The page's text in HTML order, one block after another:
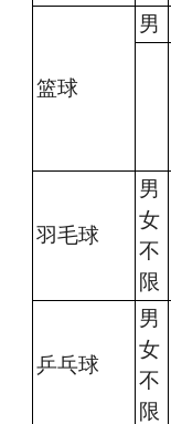
篮球
男
羽毛球
男
女
不
限
乒乓球
男
女
不
限